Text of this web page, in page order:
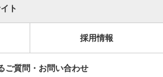
ト
採用情報
ご質問・お問い合わせ